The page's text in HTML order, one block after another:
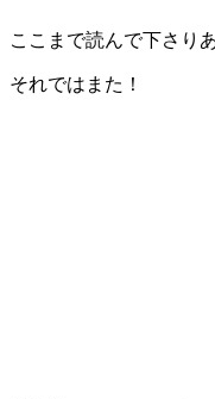
ここまで読んで下さり
それではまた！